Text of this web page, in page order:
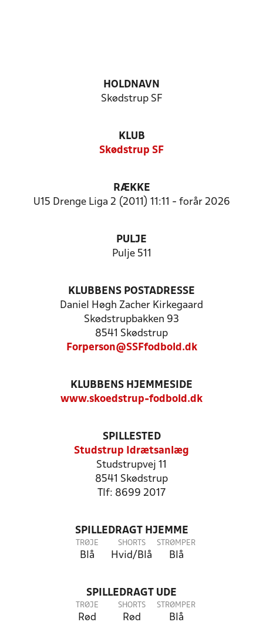
HOLDNAVN
Skødstrup SF
KLUB
Skødstrup SF
RÆKKE
U15 Drenge Liga 2 (2011) 11:11 - forår 2026
PULJE
Pulje 511
KLUBBENS POSTADRESSE
Daniel Høgh Zacher Kirkegaard
Skødstrupbakken 93
8541 Skødstrup
Forperson@SSFfodbold.dk
KLUBBENS HJEMMESIDE
www.skoedstrup-fodbold.dk
SPILLESTED
Studstrup Idrætsanlæg
Studstrupvej 11
8541 Skødstrup
Tlf: 8699 2017
SPILLEDRAGT HJEMME
TRØJE
Blå
SHORTS
Hvid/Blå
STRØMPER
Blå
SPILLEDRAGT UDE
TRØJE
Rød
SHORTS
Rød
STRØMPER
Blå